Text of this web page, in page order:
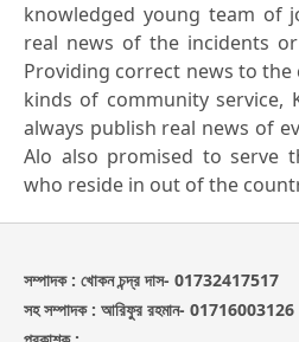
knowledged young team of
real news of the incidents
Providing correct news to
kinds of community service,
always publish real news of
Alo also promised to serve
who reside in out of the
সম্পাদক : খোকন চন্দ্র দাস- 01732417517
সহ সম্পাদক : আরিফুর রহমান- 01716003126